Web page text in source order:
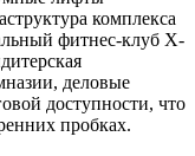
комплекса
фитнес-клуб X-
деловые
доступности, что
пробках.